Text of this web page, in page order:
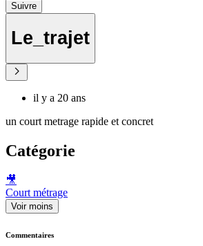
Suivre
Le_trajet
il y a 20 ans
un court metrage rapide et concret
Catégorie
🎥
Court métrage
Voir moins
Commentaires